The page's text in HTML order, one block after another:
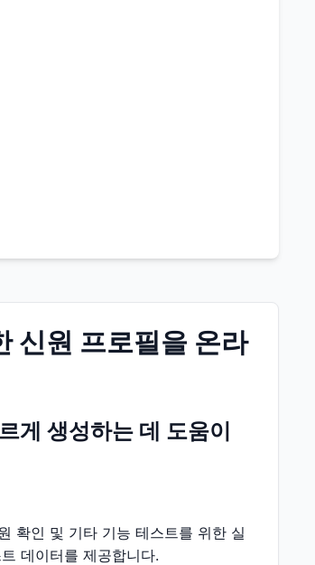
신원 프로필을 온라
게 생성하는 데 도움이
확인 및 기타 기능 테스트를 위한 실
데이터를 제공합니다.